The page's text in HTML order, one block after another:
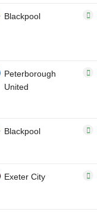
Blackpool
Peterborough
United
Blackpool
Exeter City